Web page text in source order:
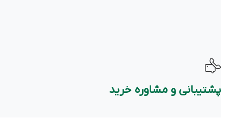
پشتیبانی و مشاوره خرید